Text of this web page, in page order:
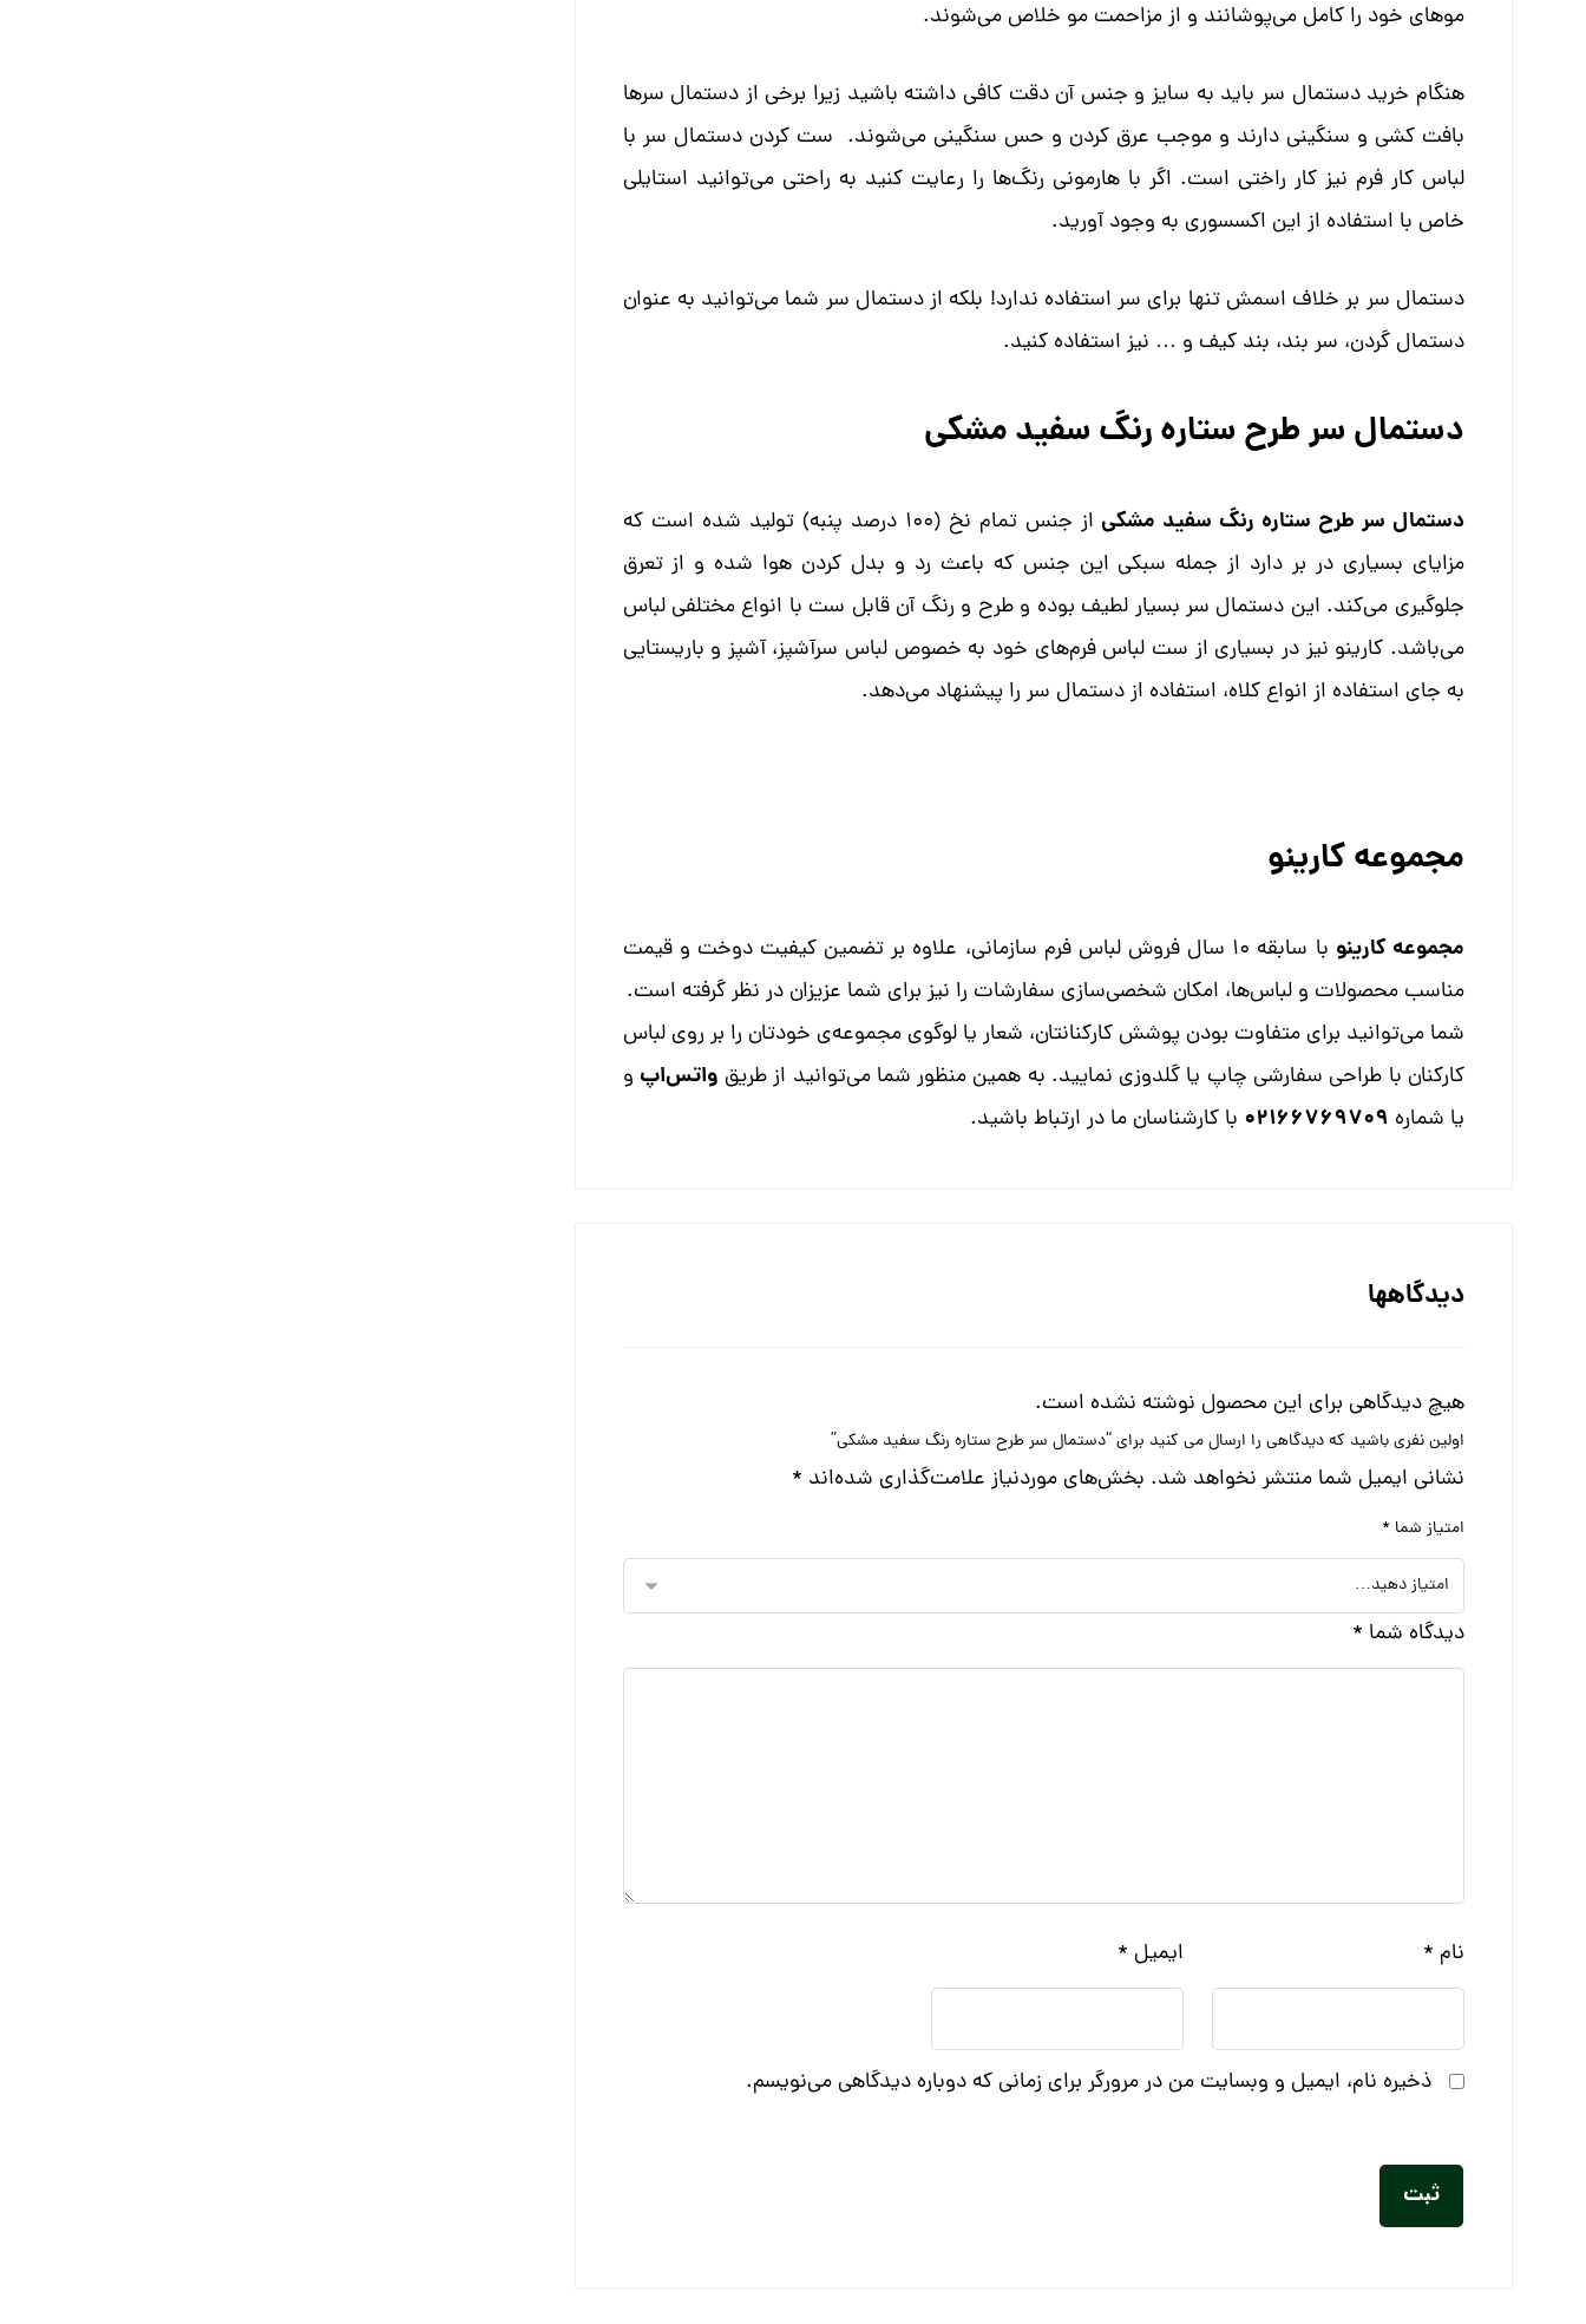
موهای خود را کامل می‌پوشانند و از مزاحمت مو خلاص می‌شوند.
هنگام خرید دستمال سر باید به سایز و جنس آن دقت کافی داشته باشید زیرا برخی از دستمال سرها
بافت کشی و سنگینی دارند و موجب عرق کردن و حس سنگینی می‌شوند. ست کردن دستمال سر با
لباس کار فرم نیز کار راختی است. اگر با هارمونی رنگ‌ها را رعایت کنید به راحتی می‌توانید استایلی
خاص با استفاده از این اکسسوری به وجود آورید.
دستمال سر بر خلاف اسمش تنها برای سر استفاده ندارد! بلکه از دستمال سر شما می‌توانید به عنوان
دستمال گردن، سر بند، بند کیف و … نیز استفاده کنید.
دستمال سر طرح ستاره رنگ سفید مشکی
دستمال سر طرح ستاره رنگ سفید مشکی
از جنس تمام نخ (100 درصد پنبه) تولید شده است که
مزایای بسیاری در بر دارد از جمله سبکی این جنس که باعث رد و بدل کردن هوا شده و از تعرق
جلوگیری می‌کند. این دستمال سر بسیار لطیف بوده و طرح و رنگ آن قابل ست با انواع مختلفی لباس
می‌باشد. کارینو نیز در بسیاری از ست لباس فرم‌های خود به خصوص لباس سرآشپز، آشپز و باریستایی
به جای استفاده از انواع کلاه، استفاده از دستمال سر را پیشنهاد می‌دهد.
مجموعه کارینو
مجموعه کارینو
با سابقه 10 سال فروش لباس فرم سازمانی، علاوه بر تضمین کیفیت دوخت و قیمت
مناسب محصولات و لباس‌ها، امکان شخصی‌سازی سفارشات را نیز برای شما عزیزان در نظر گرفته است.
شما می‌توانید برای متفاوت بودن پوشش کارکنانتان، شعار یا لوگوی مجموعه‌ی خودتان را بر روی لباس
کارکنان با طراحی سفارشی چاپ یا گلدوزی نمایید. به همین منظور شما می‌توانید از طریق واتس‌اپ و
یا شماره 02166769709 با کارشناسان ما در ارتباط باشید.
دیدگاهها
هیچ دیدگاهی برای این محصول نوشته نشده است.
اولین نفری باشید که دیدگاهی را ارسال می کنید برای “دستمال سر طرح ستاره رنگ سفید مشکی”
نشانی ایمیل شما منتشر نخواهد شد. بخش‌های موردنیاز علامت‌گذاری شده‌اند *
امتیاز شما*
دیدگاه شما *
نام * ایمیل *
ذخیره نام، ایمیل و وبسایت من در مرورگر برای زمانی که دوباره دیدگاهی می‌نویسم.